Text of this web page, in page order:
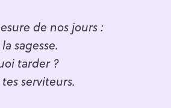
de nos jours :
sagesse.
tarder ?
serviteurs.